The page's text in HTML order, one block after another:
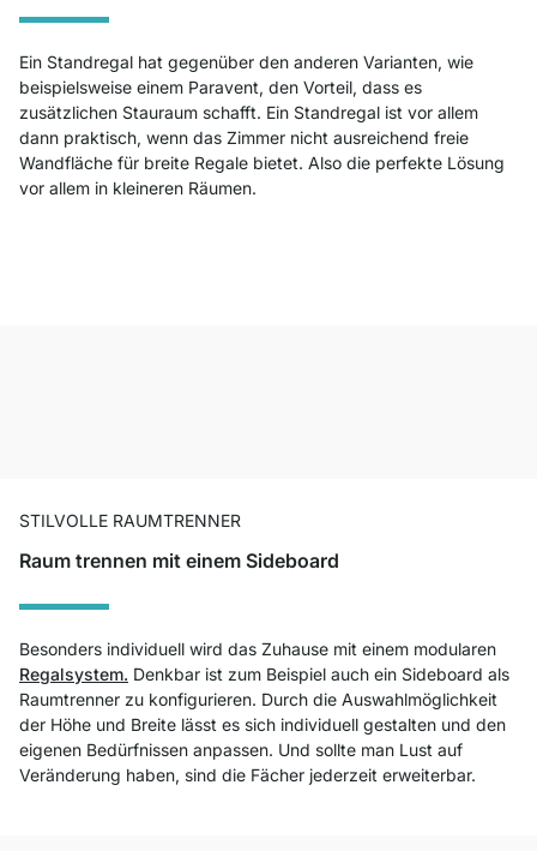
Ein Standregal hat gegenüber den anderen Varianten, wie
beispielsweise einem Paravent, den Vorteil, dass es
zusätzlichen Stauraum schafft. Ein Standregal ist vor allem
dann praktisch, wenn das Zimmer nicht ausreichend freie
Wandfläche für breite Regale bietet. Also die perfekte Lösung
vor allem in kleineren Räumen.
STILVOLLE RAUMTRENNER
Raum trennen mit einem Sideboard
Besonders individuell wird das Zuhause mit einem modularen
Regalsystem. Denkbar ist zum Beispiel auch ein Sideboard als
Raumtrenner zu konfigurieren. Durch die Auswahlmöglichkeit
der Höhe und Breite lässt es sich individuell gestalten und den
eigenen Bedürfnissen anpassen. Und sollte man Lust auf
Veränderung haben, sind die Fächer jederzeit erweiterbar.